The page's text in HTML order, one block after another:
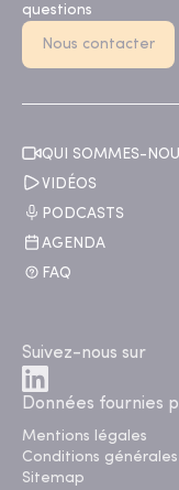
questions
Nous contacter
QUI SOMMES-
VIDÉOS
PODCASTS
AGENDA
FAQ
Suivez-nous sur
Données fournies
Mentions légales
Conditions
Sitemap